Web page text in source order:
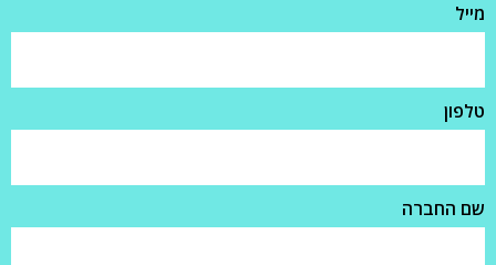
מייל
טלפון
שם החברה